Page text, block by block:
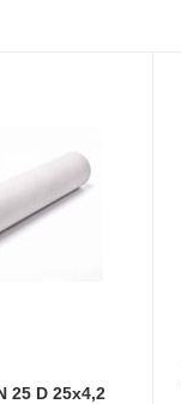
25 D 25х4,2